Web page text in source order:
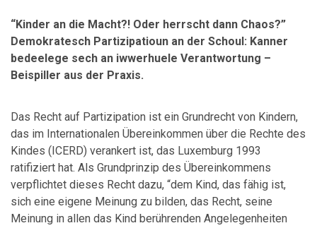
“Kinder an die Macht?! Oder herrscht dann Chaos?”
Demokratesch Partizipatioun an der Schoul: Kanner
bedeelege sech an iwwerhuele Verantwortung –
Beispiller aus der Praxis.
Das Recht auf Partizipation ist ein Grundrecht von Kindern,
das im Internationalen Übereinkommen über die Rechte des
Kindes (ICERD) verankert ist, das Luxemburg 1993
ratifiziert hat. Als Grundprinzip des Übereinkommens
verpflichtet dieses Recht dazu, “dem Kind, das fähig ist,
sich eine eigene Meinung zu bilden, das Recht, seine
Meinung in allen das Kind berührenden Angelegenheiten